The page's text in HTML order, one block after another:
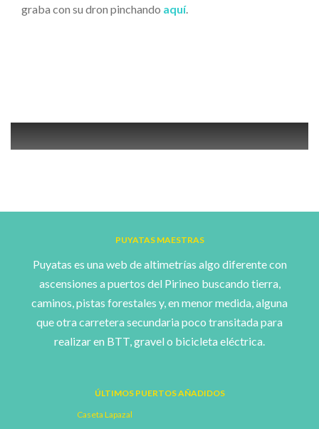
graba con su dron pinchando aquí.
PUYATAS MAESTRAS
Puyatas es una web de altimetrías algo diferente con
ascensiones a puertos del Pirineo buscando tierra,
caminos, pistas forestales y, en menor medida, alguna
que otra carretera secundaria poco transitada para
realizar en BTT, gravel o bicicleta eléctrica.
ÚLTIMOS PUERTOS AÑADIDOS
Caseta Lapazal